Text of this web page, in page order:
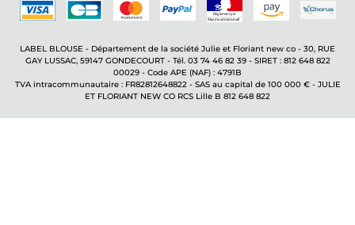
LABEL BLOUSE - Département de la société Julie et Floriant new co - 30, RUE
GAY LUSSAC, 59147 GONDECOURT - Tél. 03 74 46 82 39 - SIRET : 812 648 822
00029 - Code APE (NAF) : 4791B
TVA intracommunautaire : FR82812648822 - SAS au capital de 100 000 € - JULIE
ET FLORIANT NEW CO RCS Lille B 812 648 822